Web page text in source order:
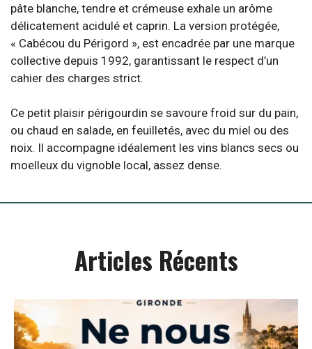
pâte blanche, tendre et crémeuse exhale un arôme
délicatement acidulé et caprin. La version protégée,
« Cabécou du Périgord », est encadrée par une marque
collective depuis 1992, garantissant le respect d’un
cahier des charges strict.
Ce petit plaisir périgourdin se savoure froid sur du pain,
ou chaud en salade, en feuilletés, avec du miel ou des
noix. Il accompagne idéalement les vins blancs secs ou
moelleux du vignoble local, assez dense.
Articles Récents